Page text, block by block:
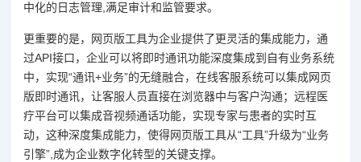
中化的日志管理,满足审计和监管要求。
更重要的是，网页版工具为企业提供了更灵活的集成能力，通
过API接口，企业可以将即时通讯功能深度集成到自有业务系统
中，实现“通讯+业务”的无缝融合，在线客服系统可以集成网页
版即时通讯，让客服人员直接在浏览器中与客户沟通；远程医
疗平台可以集成音视频通话功能，实现专家与患者的实时互
动，这种深度集成能力，使得网页版工具从“工具”升级为“业务
引擎”,成为企业数字化转型的关键支撑。